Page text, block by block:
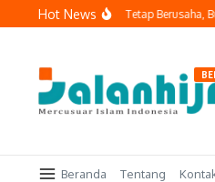
Lewati ke konten
Hot News
Benar Tawakal: Tetap Berusaha,
Beranda Tentang